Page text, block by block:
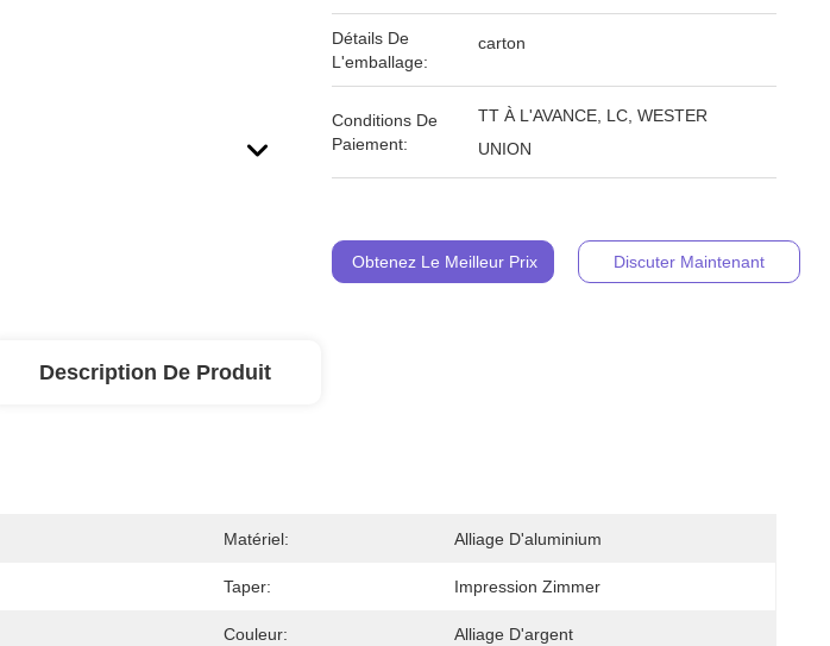
Détails De
L'emballage:
carton
Conditions De
Paiement:
TT À L'AVANCE, LC, WESTER
UNION
Obtenez Le Meilleur Prix Discuter Maintenant
Description De Produit
Matériel: Alliage D'aluminium
Taper: Impression Zimmer
Couleur: Alliage D'argent